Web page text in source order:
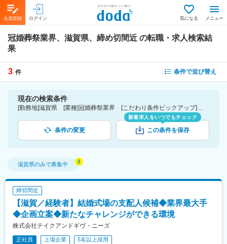
会員登録 ログイン 気になる メニュー
冠婚葬祭業界、滋賀県、締め切間近 の転職・求人検索結
果
3 件 条件で並び替え
現在の検索条件
[勤務地]滋賀県 [業種]冠婚葬祭業界 [こだわり条件ピックアップ]締切間近
条件の変更
新着求人をいつでもチェック
この条件を保存
滋賀県のみで募集中
締切間近
【滋賀／経験者】結婚式場の支配人候補◆業界最大手
◆企画立案◆新たなチャレンジができる環境
株式会社テイクアンドギヴ・ニーズ
正社員 上場企業 5名以上採用